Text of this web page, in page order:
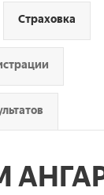
Страховка